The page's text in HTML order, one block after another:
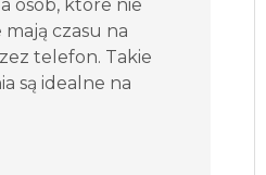
osób, które nie
mają czasu na
telefon. Takie
są idealne na